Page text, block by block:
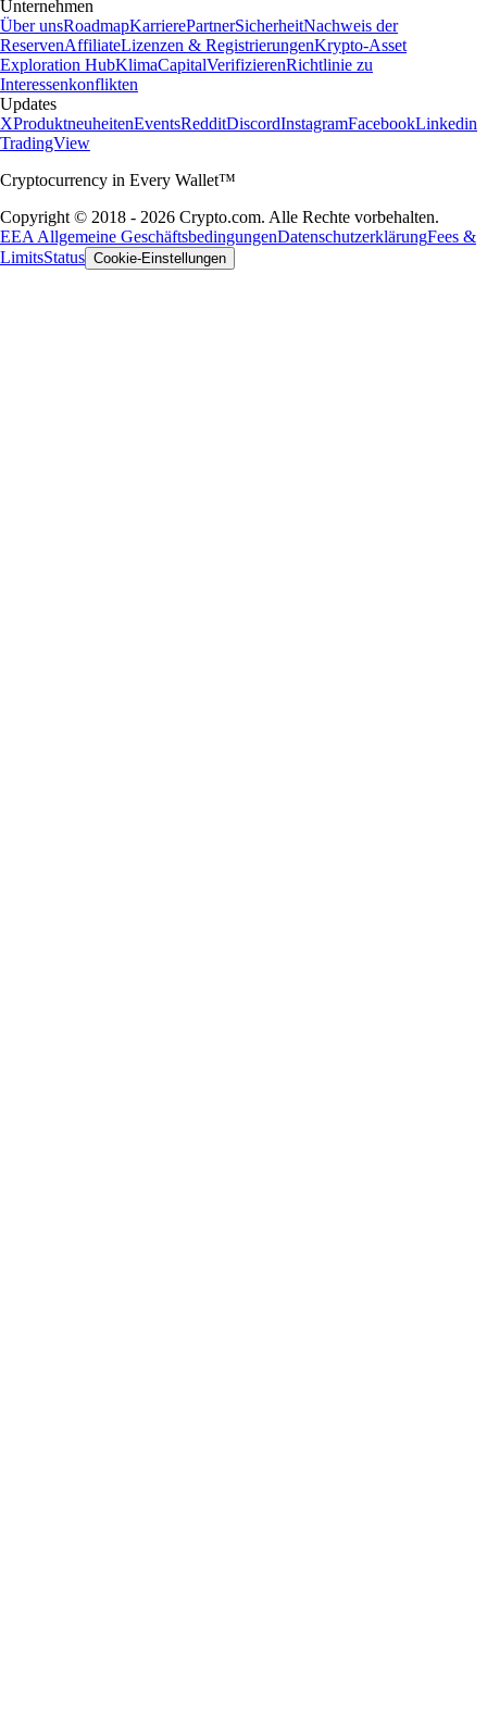
Unternehmen
Über unsRoadmapKarrierePartnerSicherheitNachweis der
ReservenAffiliateLizenzen & RegistrierungenKrypto-Asset
Exploration HubKlimaCapitalVerifizierenRichtlinie zu
Interessenkonflikten
Updates
XProduktneuheitenEventsRedditDiscordInstagramFacebookLinkedin
TradingView
Cryptocurrency in Every Wallet™
Copyright © 2018 - 2026 Crypto.com. Alle Rechte vorbehalten.
EEA Allgemeine GeschäftsbedingungenDatenschutzerklärungFees &
LimitsStatus Cookie-Einstellungen